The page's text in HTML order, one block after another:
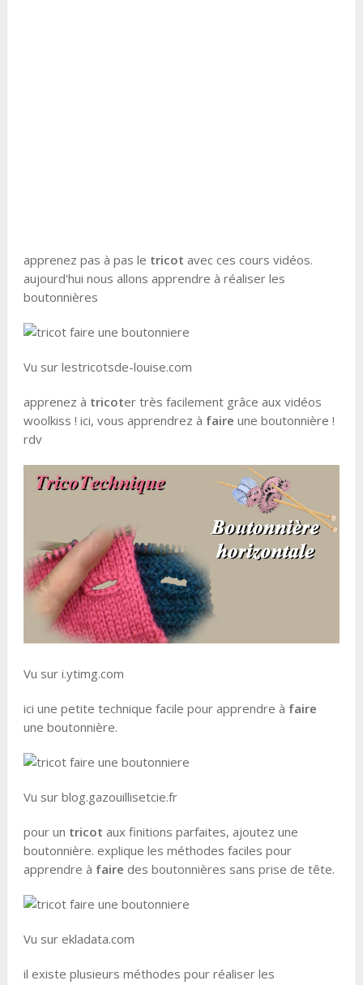
apprenez pas à pas le tricot avec ces cours vidéos.
aujourd'hui nous allons apprendre à réaliser les
boutonnières
Vu sur lestricotsde-louise.com
apprenez à tricoter très facilement grâce aux vidéos
woolkiss ! ici, vous apprendrez à faire une boutonnière !
rdv
Vu sur i.ytimg.com
ici une petite technique facile pour apprendre à faire
une boutonnière.
Vu sur blog.gazouillisetcie.fr
pour un tricot aux finitions parfaites, ajoutez une
boutonnière. explique les méthodes faciles pour
apprendre à faire des boutonnières sans prise de tête.
Vu sur ekladata.com
il existe plusieurs méthodes pour réaliser les